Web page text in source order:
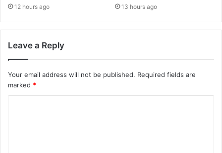
12 hours ago 13 hours ago
Leave a Reply
Your email address will not be published. Required fields are
marked *